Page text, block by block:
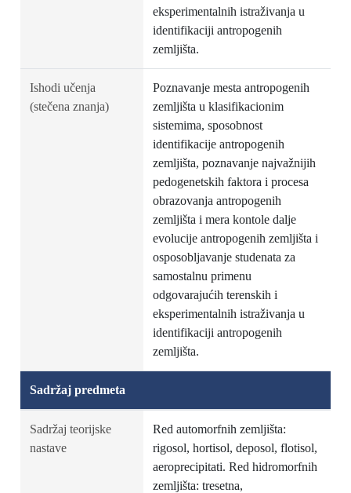
eksperimentalnih istraživanja u
identifikaciji antropogenih
zemljišta.
Ishodi učenja
(stečena znanja)
Poznavanje mesta antropogenih
zemljišta u klasifikacionim
sistemima, sposobnost
identifikacije antropogenih
zemljišta, poznavanje najvažnijih
pedogenetskih faktora i procesa
obrazovanja antropogenih
zemljišta i mera kontole dalje
evolucije antropogenih zemljišta i
osposobljavanje studenata za
samostalnu primenu
odgovarajućih terenskih i
eksperimentalnih istraživanja u
identifikaciji antropogenih
zemljišta.
Sadržaj predmeta
Sadržaj teorijske
nastave
Red automorfnih zemljišta:
rigosol, hortisol, deposol, flotisol,
aeroprecipitati. Red hidromorfnih
zemljišta: tresetna,